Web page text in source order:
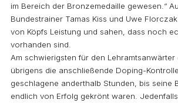
im Bereich der Bronzemedaille gewesen.“
Bundestrainer Tamas Kiss und Uwe
von Köpfs Leistung und sahen, dass noch
vorhanden sind.
Am schwierigsten für den Lehramtsanwärter
übrigens die anschließende Doping-
geschlagene anderthalb Stunden, bis seine
endlich von Erfolg gekrönt waren.